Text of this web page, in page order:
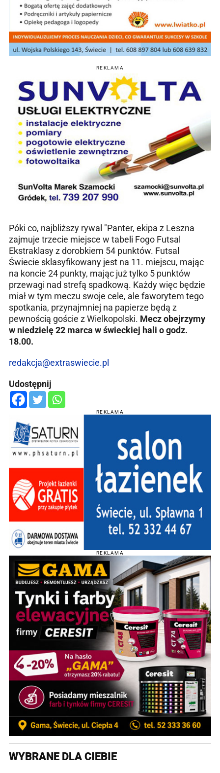
REKLAMA
Póki co, najbliższy rywal "Panter, ekipa z Leszna
zajmuje trzecie miejsce w tabeli Fogo Futsal
Ekstraklasy z dorobkiem 54 punktów. Futsal
Świecie sklasyfikowany jest na 11. miejscu, mając
na koncie 24 punkty, mając już tylko 5 punktów
przewagi nad strefą spadkową. Każdy więc będzie
miał w tym meczu swoje cele, ale faworytem tego
spotkania, przynajmniej na papierze będą z
pewnością goście z Wielkopolski. Mecz obejrzymy
w niedzielę 22 marca w świeckiej hali o godz.
18.00.
redakcja@extraswiecie.pl
Udostępnij
REKLAMA
REKLAMA
WYBRANE DLA CIEBIE